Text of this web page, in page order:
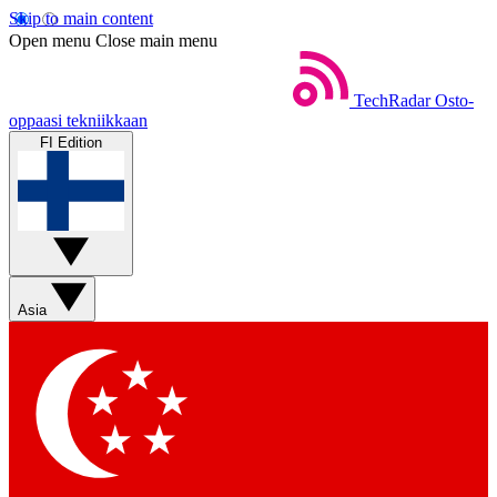
Skip to main content
Open menu Close main menu
TechRadar Osto-
oppaasi tekniikkaan
FI Edition
Asia